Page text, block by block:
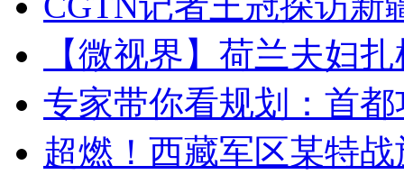
【微视界】荷兰夫妇
专家带你看规划：首
超燃！西藏军区某特